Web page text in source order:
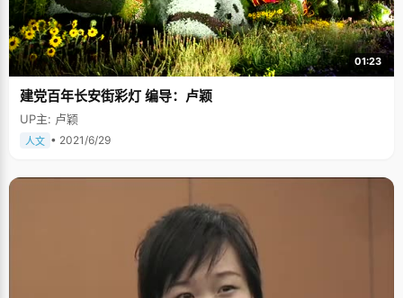
01:23
建党百年长安街彩灯 编导：卢颖
UP主: 卢颖
人文 • 2021/6/29